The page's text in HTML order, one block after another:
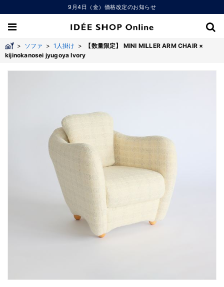
9月4日（金）価格改定のお知らせ
> ソファ > 1人掛け >
【数量限定】 MINI MILLER ARM CHAIR ×
kijinokanosei jyugoya Ivory